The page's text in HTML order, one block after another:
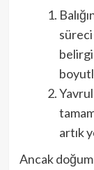
artık
Ancak